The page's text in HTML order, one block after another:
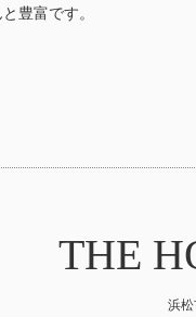
豊富です。
THE
浜